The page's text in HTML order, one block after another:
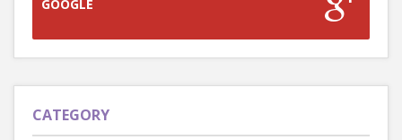
GOOGLE
CATEGORY